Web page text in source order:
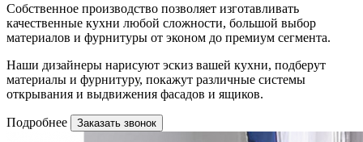
Собственное производство позволяет изготавливать
качественные кухни любой сложности, большой выбор
материалов и фурнитуры от эконом до премиум сегмента.
Наши дизайнеры нарисуют эскиз вашей кухни, подберут
материалы и фурнитуру, покажут различные системы
открывания и выдвижения фасадов и ящиков.
Подробнее Заказать звонок